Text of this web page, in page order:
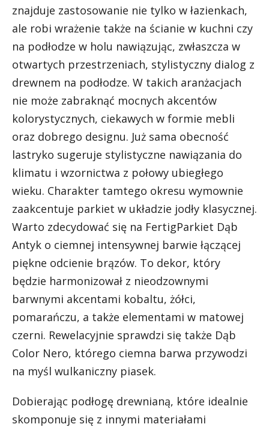
znajduje zastosowanie nie tylko w łazienkach,
ale robi wrażenie także na ścianie w kuchni czy
na podłodze w holu nawiązując, zwłaszcza w
otwartych przestrzeniach, stylistyczny dialog z
drewnem na podłodze. W takich aranżacjach
nie może zabraknąć mocnych akcentów
kolorystycznych, ciekawych w formie mebli
oraz dobrego designu. Już sama obecność
lastryko sugeruje stylistyczne nawiązania do
klimatu i wzornictwa z połowy ubiegłego
wieku. Charakter tamtego okresu wymownie
zaakcentuje parkiet w układzie jodły klasycznej.
Warto zdecydować się na FertigParkiet Dąb
Antyk o ciemnej intensywnej barwie łączącej
piękne odcienie brązów. To dekor, który
będzie harmonizował z nieodzownymi
barwnymi akcentami kobaltu, żółci,
pomarańczu, a także elementami w matowej
czerni. Rewelacyjnie sprawdzi się także Dąb
Color Nero, którego ciemna barwa przywodzi
na myśl wulkaniczny piasek.
Dobierając podłogę drewnianą, które idealnie
skomponuje się z innymi materiałami